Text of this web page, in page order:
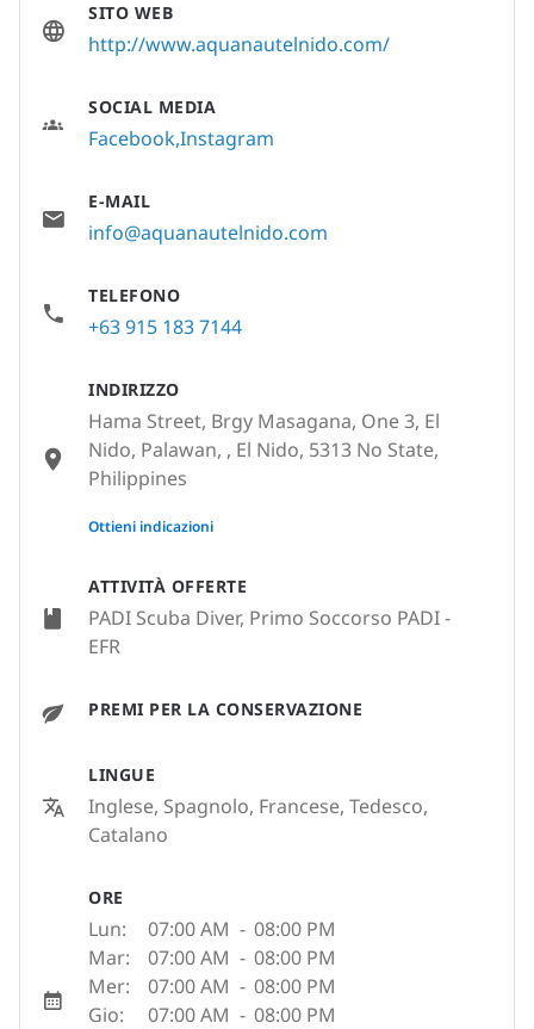
ATTIVITÀ OFFERTE
PADI Scuba Diver, Primo Soccorso PADI -
EFR
PREMI PER LA CONSERVAZIONE
LINGUE
Inglese, Spagnolo, Francese, Tedesco,
Catalano
ORE
Lun: 07:00 AM - 08:00 PM
Mar:
07:00 AM - 08:00 PM
Mer:
07:00 AM - 08:00 PM
Gio:
07:00 AM - 08:00 PM
SITO WEB
http://www.aquanautelnido.com/
SOCIAL MEDIA
FacebookInstagram
E-MAIL
info@aquanautelnido.com
TELEFONO
+63 915 183 7144
INDIRIZZO
Hama Street, Brgy Masagana, One 3, El
Nido, Palawan, , El Nido, 5313 No State,
Philippines
None
Ottieni indicazioni